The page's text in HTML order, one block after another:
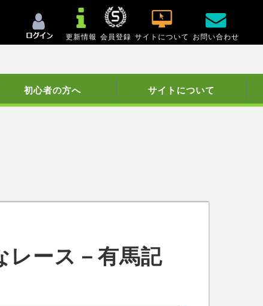
更新情報 会員登録 サイトについて お問い合わせ
初心者の方へ サイトについて
ース－有馬記